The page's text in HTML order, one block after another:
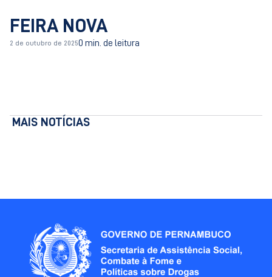
FEIRA NOVA
2 de outubro de 20250 min. de leitura
MAIS NOTÍCIAS